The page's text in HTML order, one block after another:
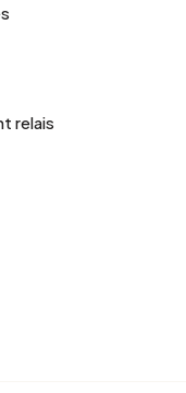
relais